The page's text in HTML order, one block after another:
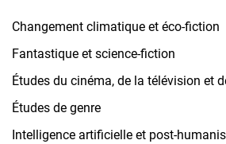
Changement climatique et éco-fiction
Fantastique et science-fiction
Études du cinéma, de la télévision et
Études de genre
Intelligence artificielle et post-